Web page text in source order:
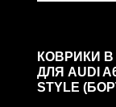
КОВРИКИ
ДЛЯ AUDI
STYLE